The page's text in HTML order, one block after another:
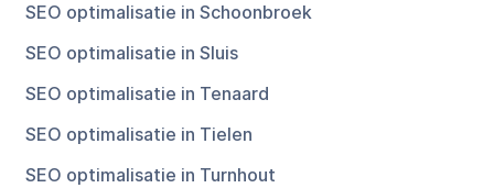
SEO optimalisatie in Schoonbroek
SEO optimalisatie in Sluis
SEO optimalisatie in Tenaard
SEO optimalisatie in Tielen
SEO optimalisatie in Turnhout